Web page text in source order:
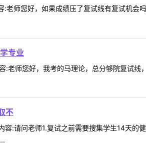
师您好，如果成绩压了复试线有复试机会
专业
师您好，我考的马理论，总分够院复试线
不
请问老师1.复试之前需要搜集学生14天的